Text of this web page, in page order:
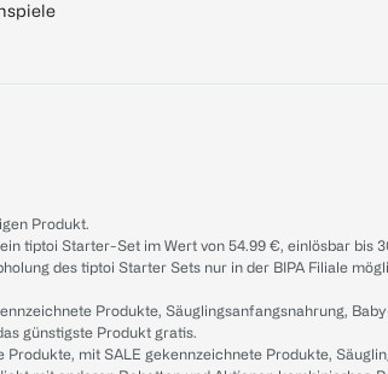
Produkt.
tiptoi Starter-Set im Wert von 54.99 €, einlösbar
des tiptoi Starter Sets nur in der BIPA Filiale
Produkte, Säuglingsanfangsnahrung,
günstigste Produkt gratis.
Produkte, mit SALE gekennzeichnete Produkte,